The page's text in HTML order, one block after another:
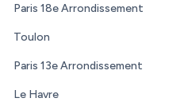
Paris 18e Arrondissement
Toulon
Paris 13e Arrondissement
Le Havre